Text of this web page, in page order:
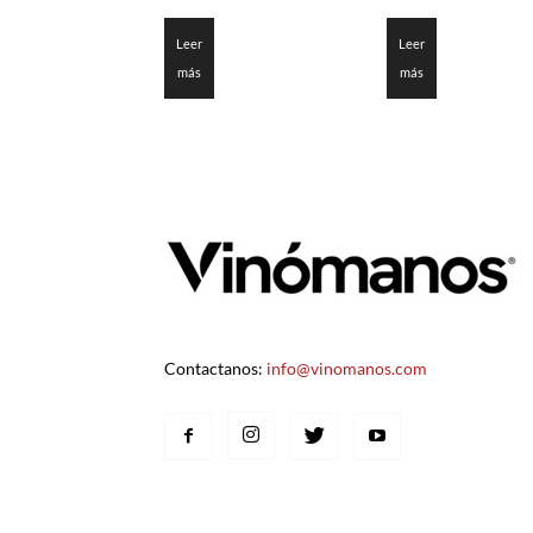
de 5
Leer
más
de 5
Leer
más
Contactanos: info@vinomanos.com